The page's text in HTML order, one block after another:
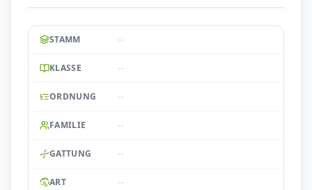
STAMM --
KLASSE --
ORDNUNG --
FAMILIE --
GATTUNG --
ART --